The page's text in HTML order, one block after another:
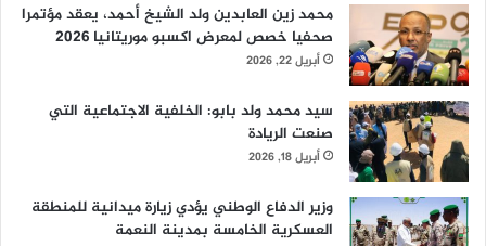
محمد زين العابدين ولد الشيخ أحمد، يعقد مؤتمرا
صحفيا خصص لمعرض اكسبو موريتانيا 2026
أبريل 22, 2026
سيد محمد ولد بابو: الخلفية الاجتماعية التي
صنعت الريادة
أبريل 18, 2026
وزير الدفاع الوطني يؤدي زيارة ميدانية للمنطقة
العسكرية الخامسة بمدينة النعمة